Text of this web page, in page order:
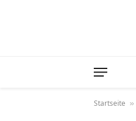
Startseite »